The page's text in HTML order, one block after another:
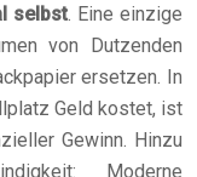
selbst. Eine einzige
von Dutzenden
ersetzen. In
Geld kostet, ist
Gewinn. Hinzu
Moderne